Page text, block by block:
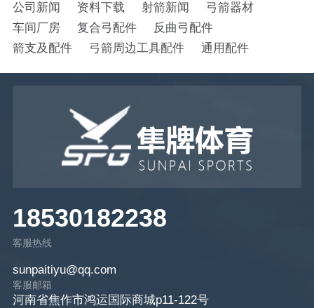
公司新闻
资料下载 射箭新闻
弓箭器材
车间厂房
复合弓配件
反曲弓配件
箭支及配件
弓箭周边工具配件 通用配件
18530182238
客服热线
sunpaitiyu@qq.com
客服邮箱
河南省焦作市鸿运国际商城p11-122号